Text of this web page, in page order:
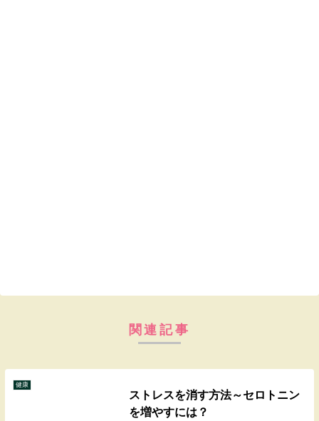
関連記事
健康
ストレスを消す方法～セロトニン
を増やすには？